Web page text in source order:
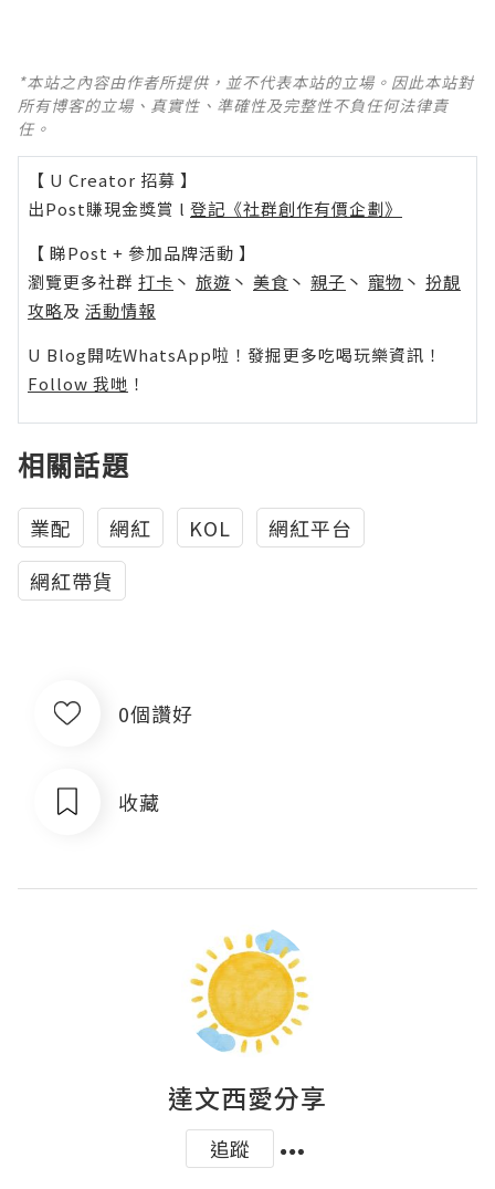
*本站之內容由作者所提供，並不代表本站的立場。因此本站對
所有博客的立場、真實性、準確性及完整性不負任何法律責
任。
【 U Creator 招募 】
出Post賺現金獎賞 l 登記《社群創作有價企劃》
【 睇Post + 參加品牌活動 】
瀏覽更多社群 打卡 丶 旅遊 丶 美食 丶 親子 丶 寵物 丶 扮靚
攻略及 活動情報
U Blog開咗WhatsApp啦！發掘更多吃喝玩樂資訊！
Follow 我哋 ！
相關話題
業配 網紅 KOL
網紅平台
網紅帶貨
0個讚好
收藏
達文西愛分享
追蹤